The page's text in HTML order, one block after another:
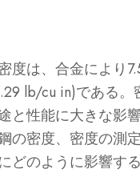
度は、合金により
lb/cu in)である。
と性能に大きな影
の密度、密度の測
どのように影響する